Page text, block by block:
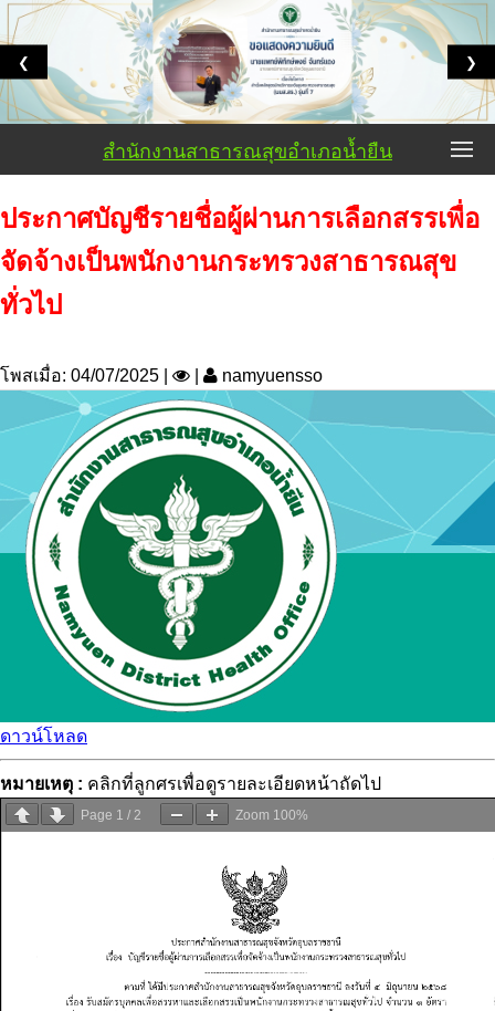
❮ ❯
สำนักงานสาธารณสุขอำเภอน้ำยืน
ประกาศบัญชีรายชื่อผู้ผ่านการเลือกสรรเพื่อ
จัดจ้างเป็นพนักงานกระทรวงสาธารณสุข
ทั่วไป
โพสเมื่อ: 04/07/2025 | namyuensso
ดาวน์โหลด
หมายเหตุ : คลิกที่ลูกศรเพื่อดูรายละเอียดหน้าถัดไป
Page 1 / 2 Zoom 100%